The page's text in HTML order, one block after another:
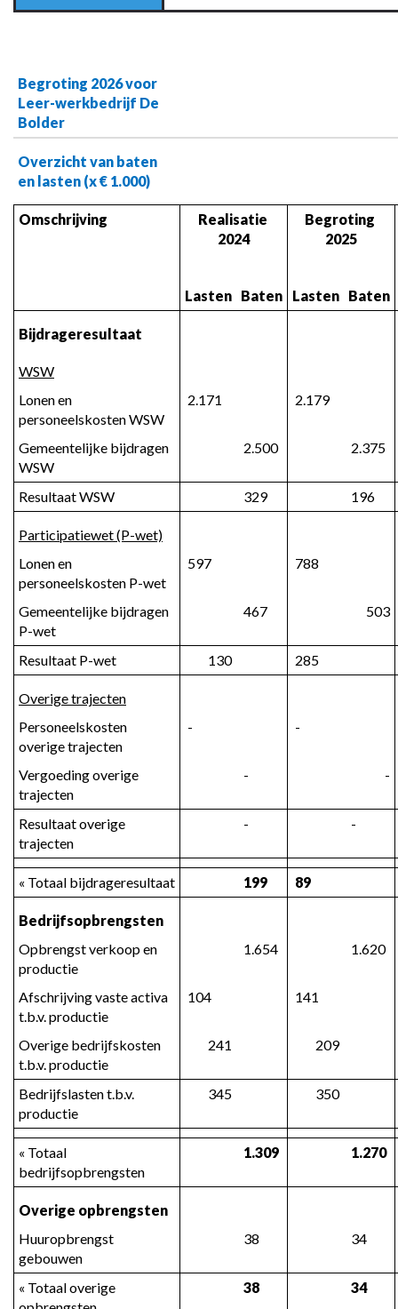
Begroting 2026 voor
Leer-werkbedrijf De
Bolder
Overzicht van baten
en lasten (x € 1.000)
Omschrijving
Realisatie
2024
Begroting
2025
Lasten Baten Lasten Baten
Bijdrageresultaat
WSW
Lonen en
personeelskosten WSW
2.171 2.179
Gemeentelijke bijdragen
WSW
2.500 2.375
Resultaat WSW 329 196
Participatiewet (P-wet)
Lonen en
personeelskosten P-wet
597 788
Gemeentelijke bijdragen
P-wet
467 503
Resultaat P-wet 130 285
Overige trajecten
Personeelskosten
overige trajecten
- -
Vergoeding overige
trajecten
- -
Resultaat overige
trajecten
- -
« Totaal bijdrageresultaat 199 89
Bedrijfsopbrengsten
Opbrengst verkoop en
productie
1.654 1.620
Afschrijving vaste activa
t.b.v. productie
104 141
Overige bedrijfskosten
t.b.v. productie
241 209
Bedrijfslasten t.b.v.
productie
345 350
« Totaal
bedrijfsopbrengsten
1.309 1.270
Overige opbrengsten
Huuropbrengst
gebouwen
38 34
« Totaal overige
38 34